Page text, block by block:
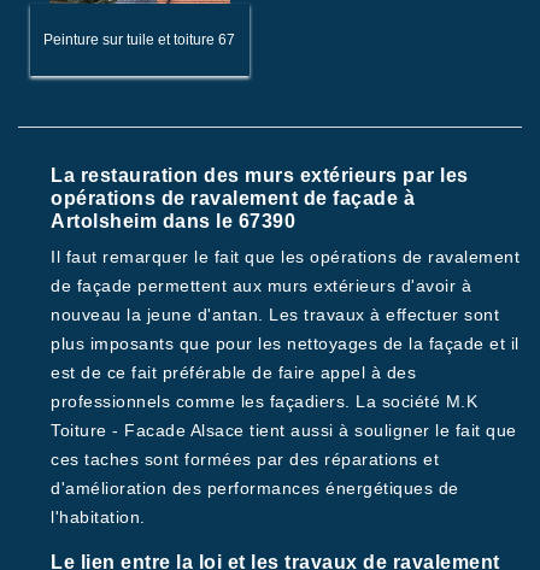
Peinture sur tuile et toiture 67
La restauration des murs extérieurs par les
opérations de ravalement de façade à
Artolsheim dans le 67390
Il faut remarquer le fait que les opérations de ravalement
de façade permettent aux murs extérieurs d'avoir à
nouveau la jeune d'antan. Les travaux à effectuer sont
plus imposants que pour les nettoyages de la façade et il
est de ce fait préférable de faire appel à des
professionnels comme les façadiers. La société M.K
Toiture - Facade Alsace tient aussi à souligner le fait que
ces taches sont formées par des réparations et
d'amélioration des performances énergétiques de
l'habitation.
Le lien entre la loi et les travaux de ravalement